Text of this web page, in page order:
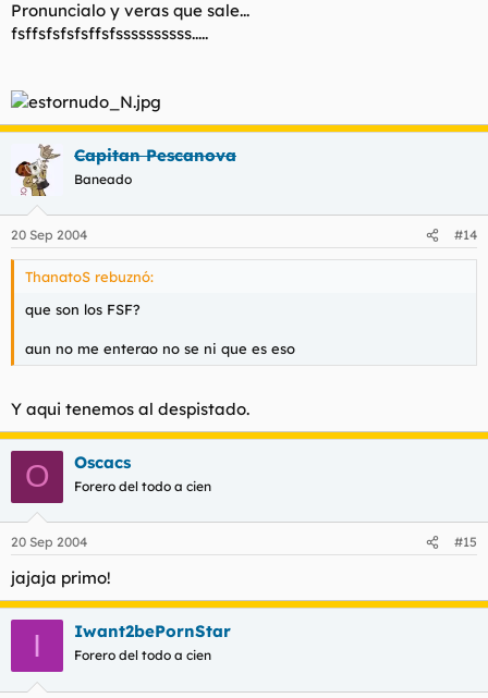
Pronuncialo y veras que sale...
fsffsfsfsfsffsfssssssssss.....
Capitan Pescanova
Baneado
20 Sep 2004 #14
ThanatoS rebuznó:
que son los FSF?
aun no me enterao no se ni que es eso
Y aqui tenemos al despistado.
O Oscacs
Forero del todo a cien
20 Sep 2004 #15
jajaja primo!
I Iwant2bePornStar
Forero del todo a cien